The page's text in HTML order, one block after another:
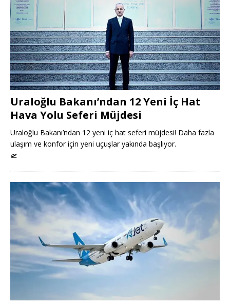
Uraloğlu Bakanı’ndan 12 Yeni İç Hat
Hava Yolu Seferi Müjdesi
Uraloğlu Bakanı’ndan 12 yeni iç hat seferi müjdesi! Daha fazla
ulaşım ve konfor için yeni uçuşlar yakında başlıyor.
🛫